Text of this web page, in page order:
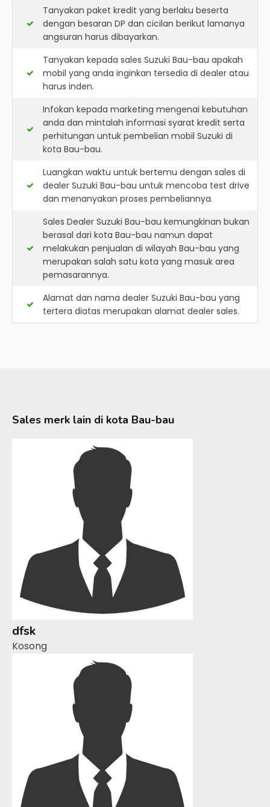
Tanyakan paket kredit yang berlaku beserta
dengan besaran DP dan cicilan berikut lamanya
angsuran harus dibayarkan.
Tanyakan kepada sales Suzuki Bau-bau apakah
mobil yang anda inginkan tersedia di dealer atau
harus inden.
Infokan kepada marketing mengenai kebutuhan
anda dan mintalah informasi syarat kredit serta
perhitungan untuk pembelian mobil Suzuki di
kota Bau-bau.
Luangkan waktu untuk bertemu dengan sales di
dealer Suzuki Bau-bau untuk mencoba test drive
dan menanyakan proses pembeliannya.
Sales Dealer Suzuki Bau-bau kemungkinan bukan
berasal dari kota Bau-bau namun dapat
melakukan penjualan di wilayah Bau-bau yang
merupakan salah satu kota yang masuk area
pemasarannya.
Alamat dan nama dealer Suzuki Bau-bau yang
tertera diatas merupakan alamat dealer sales.
Sales merk lain di kota Bau-bau
dfsk
Kosong